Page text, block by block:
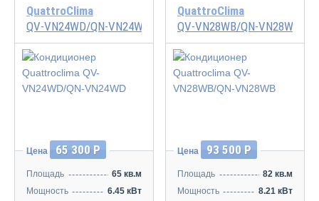
QuattroClima
QV-VN24WD/QN-VN24WD
Цена 65 300 Р
Площадь
65 кв.м
Мощность
6.45 кВт
QuattroClima
QV-VN28WB/QN-VN28WB
Цена 93 500 Р
Площадь
82 кв.м
Мощность
8.21 кВт